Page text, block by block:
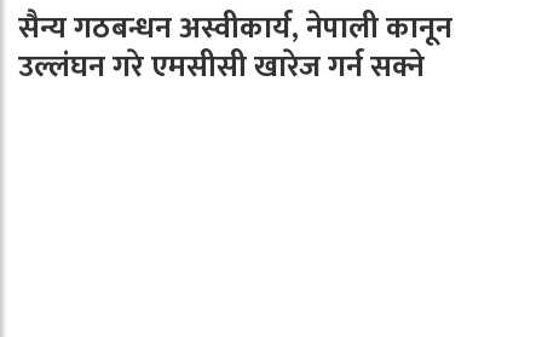
सैन्य गठबन्धन अस्वीकार्य, नेपाली कानून
उल्लंघन गरे एमसीसी खारेज गर्न सक्ने